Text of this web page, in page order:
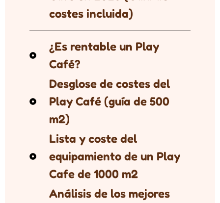
costes incluida)
¿Es rentable un Play
Café?
Desglose de costes del
Play Café (guía de 500
m2)
Lista y coste del
equipamiento de un Play
Cafe de 1000 m2
Análisis de los mejores